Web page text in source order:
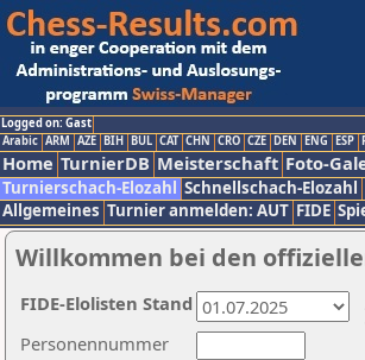
Logged on: Gast
Arabic ARM AZE BIH BUL CAT CHN CRO CZE DEN ENG ESP
Home TurnierDB Meisterschaft Foto-
Turnierschach-Elozahl Schnellschach-Elozahl
Allgemeines Turnier anmelden: AUT FIDE
Willkommen bei den
Personennummer
FIDE-Elolisten Stand